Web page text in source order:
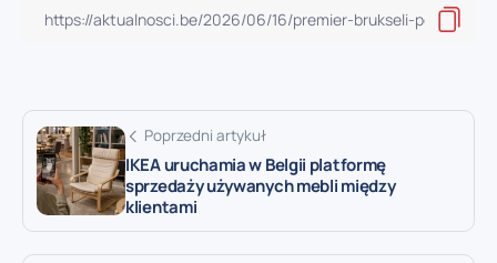
Poprzedni artykuł
IKEA uruchamia w Belgii platformę
sprzedaży używanych mebli między
klientami